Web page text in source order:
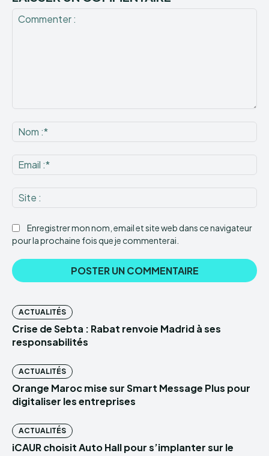
:*
:*
:
Enregistrer mon nom, email et site web dans ce navigateur
pour la prochaine fois que je commenterai.
ACTUALITÉS
Crise de Sebta : Rabat renvoie Madrid à ses
responsabilités
ACTUALITÉS
Orange Maroc mise sur Smart Message Plus pour
digitaliser les entreprises
ACTUALITÉS
iCAUR choisit Auto Hall pour s’implanter sur le